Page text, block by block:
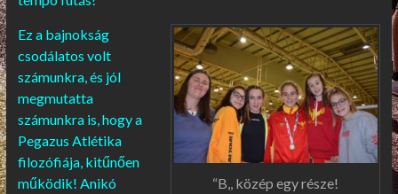
“B,, közép egy része!
Ez a bajnokság
csodálatos volt
számunkra, és jól
megmutatta
számunkra is, hogy a
Pegazus Atlétika
filozófiája, kitűnően
működik! Anikó